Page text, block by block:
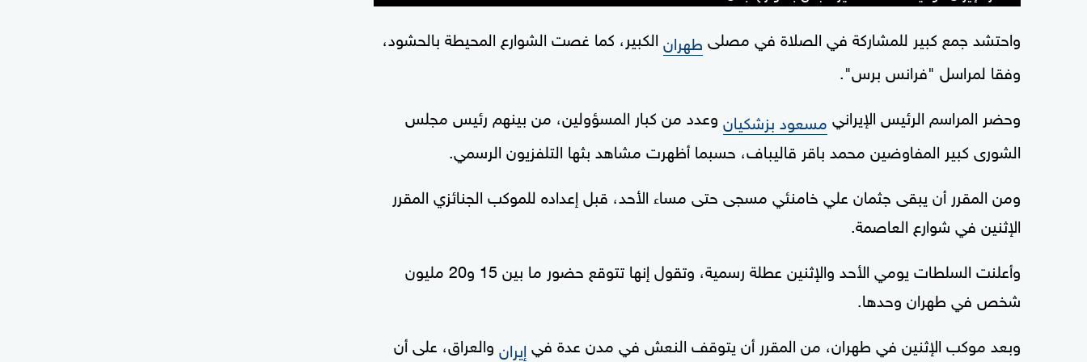
واحتشد جمع كبير للمشاركة في الصلاة في مصلى طهران الكبير، كما غصت الشوارع المحيطة بالحشود،
وفقا لمراسل "فرانس برس".
وحضر المراسم الرئيس الإيراني مسعود بزشكيان وعدد من كبار المسؤولين، من بينهم رئيس مجلس
الشورى كبير المفاوضين محمد باقر قاليباف، حسبما أظهرت مشاهد بثها التلفزيون الرسمي.
ومن المقرر أن يبقى جثمان علي خامنئي مسجى حتى مساء الأحد، قبل إعداده للموكب الجنائزي المقرر
الإثنين في شوارع العاصمة.
وأعلنت السلطات يومي الأحد والإثنين عطلة رسمية، وتقول إنها تتوقع حضور ما بين 15 و20 مليون
شخص في طهران وحدها.
وبعد موكب الإثنين في طهران، من المقرر أن يتوقف النعش في مدن عدة في إيران والعراق، على أن